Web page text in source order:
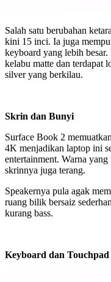
Salah satu berubahan
kini 15 inci. Ia juga
keyboard yang lebih
kelabu matte dan terdapat
silver yang berkilau.
Skrin dan Bunyi
Surface Book 2
4K menjadikan laptop ini
entertainment. Warna
skrinnya juga terang.
Speakernya pula agak
ruang bilik bersaiz
kurang bass.
Keyboard dan Touchpad